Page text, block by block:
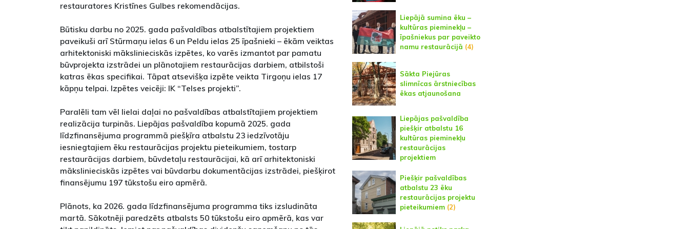
restauratores Kristīnes Gulbes rekomendācijas.
Būtisku darbu no 2025. gada pašvaldības atbalstītajiem projektiem
paveikuši arī Stūrmaņu ielas 6 un Peldu ielas 25 īpašnieki – ēkām veiktas
arhitektoniski mākslinieciskās izpētes, ko varēs izmantot par pamatu
būvprojekta izstrādei un plānotajiem restaurācijas darbiem, atbilstoši
katras ēkas specifikai. Tāpat atsevišķa izpēte veikta Tirgoņu ielas 17
kāpņu telpai. Izpētes veicēji: IK “Telses projekti”.
Paralēli tam vēl lielai daļai no pašvaldības atbalstītajiem projektiem
realizācija turpinās. Liepājas pašvaldība kopumā 2025. gada
līdzfinansējuma programmā piešķīra atbalstu 23 iedzīvotāju
iesniegtajiem ēku restaurācijas projektu pieteikumiem, tostarp
restaurācijas darbiem, būvdetaļu restaurācijai, kā arī arhitektoniski
mākslinieciskās izpētes vai būvdarbu dokumentācijas izstrādei, piešķirot
finansējumu 197 tūkstošu eiro apmērā.
Plānots, ka 2026. gada līdzfinansējuma programma tiks izsludināta
martā. Sākotnēji paredzēts atbalsts 50 tūkstošu eiro apmērā, kas var
Liepājā sumina ēku –
kultūras pieminekļu –
īpašniekus par paveikto
namu restaurācijā (4)
Sākta Piejūras
slimnīcas ārstniecības
ēkas atjaunošana
Liepājas pašvaldība
piešķir atbalstu 16
kultūras pieminekļu
restaurācijas
projektiem
Piešķir pašvaldības
atbalstu 23 ēku
restaurācijas projektu
pieteikumiem(2)